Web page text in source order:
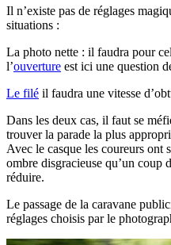
Il n’existe pas de réglages
situations :
La photo nette : il faudra pour
l’ouverture est ici une question
Le filé il faudra une vitesse
Dans les deux cas, il faut se
trouver la parade la plus
Avec le casque les coureurs ont
ombre disgracieuse qu’un coup
réduire.
Le passage de la caravane
réglages choisis par le